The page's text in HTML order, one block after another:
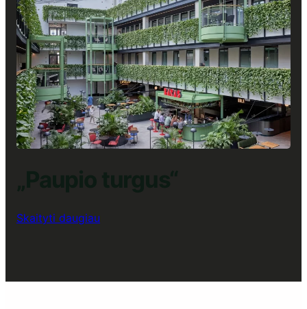
Citify“
Verslo
centras,
Lunch
Up
restoranas
„Paupio turgus“
Skaityti daugiau